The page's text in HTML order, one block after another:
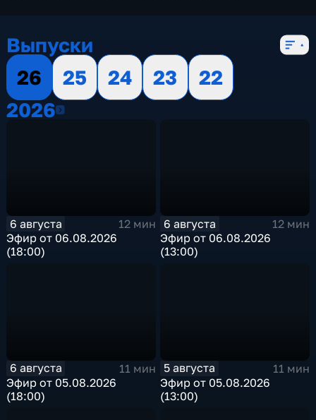
Выпуски
26
25 24 23
22
20262026
6 августа
12 мин
Эфир от 06.08.2026
(18:00)
6 августа
12 мин
Эфир от 06.08.2026
(13:00)
6 августа
11 мин
Эфир от 05.08.2026
(18:00)
5 августа
11 мин
Эфир от 05.08.2026
(13:00)